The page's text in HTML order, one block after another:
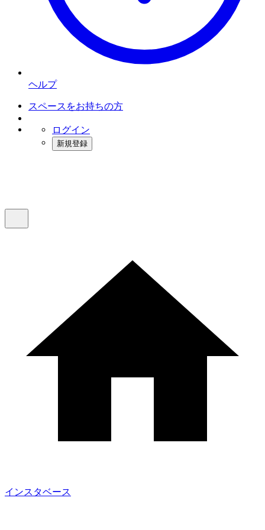
ヘルプ
スペースをお持ちの方
ログイン
新規登録
インスタベース